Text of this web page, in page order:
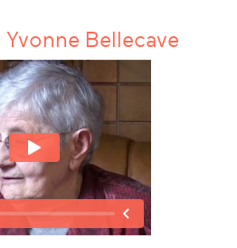
Yvonne Bellecave